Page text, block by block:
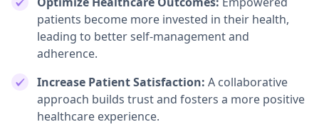
patients become more invested in their health,
leading to better self-management and
adherence.
Increase Patient Satisfaction: A collaborative
approach builds trust and fosters a more positive
healthcare experience.